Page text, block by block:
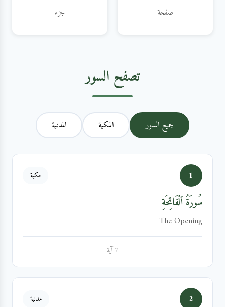
صفحة جزء
تصفح السور
جميع السور المكية المدنية
1 مكية
سُورَةُ ٱلْفَاتِحَةِ
The Opening
7 آية
2 مدنية